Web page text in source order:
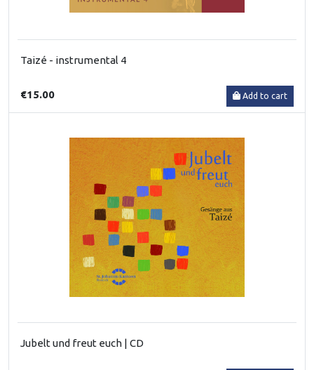
Taizé - instrumental 4
€15.00 Add to cart
Jubelt und freut euch | CD